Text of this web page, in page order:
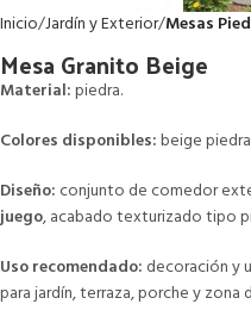
Inicio Jardín y Exterior Mesas
Mesa Granito Beige
Material:piedra.
Colores disponibles:beige
Diseño: conjunto de comedor
juego, acabado texturizado tipo
Uso recomendado: decoración y
para jardín, terraza, porche y